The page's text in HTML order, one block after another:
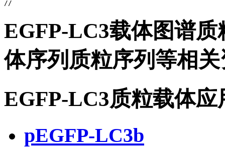
EGFP-LC3载体图谱
体序列质粒序列等相
EGFP-LC3质粒载体应
pEGFP-LC3b